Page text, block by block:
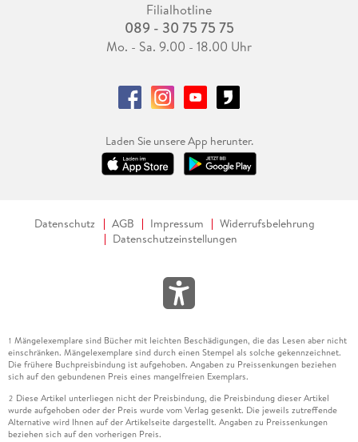
Filialhotline
089 - 30 75 75 75
Mo. - Sa. 9.00 - 18.00 Uhr
Laden Sie unsere App herunter.
Datenschutz AGB Impressum
Widerrufsbelehrung
Datenschutzeinstellungen
1 Mängelexemplare sind Bücher mit leichten Beschädigungen, die das Lesen aber nicht
einschränken. Mängelexemplare sind durch einen Stempel als solche gekennzeichnet.
Die frühere Buchpreisbindung ist aufgehoben. Angaben zu Preissenkungen beziehen
sich auf den gebundenen Preis eines mangelfreien Exemplars.
2 Diese Artikel unterliegen nicht der Preisbindung, die Preisbindung dieser Artikel
wurde aufgehoben oder der Preis wurde vom Verlag gesenkt. Die jeweils zutreffende
Alternative wird Ihnen auf der Artikelseite dargestellt. Angaben zu Preissenkungen
beziehen sich auf den vorherigen Preis.